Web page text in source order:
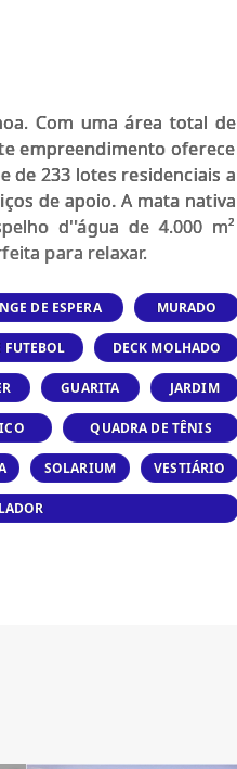
Com uma área total de
empreendimento oferece
de 233 lotes residenciais a
de apoio. A mata nativa
d''água de 4.000 m²
para relaxar.
DE ESPERA MURADO
FUTEBOL DECK MOLHADO
GUARITA JARDIM
QUADRA DE TÊNIS
SOLARIUM VESTIÁRIO